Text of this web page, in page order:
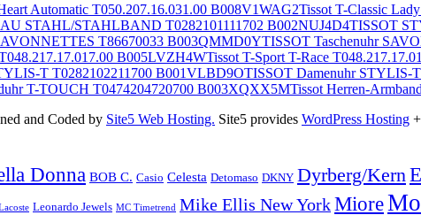
Tissot T-Classic
TISSOT
TISSOT Taschenuhr
Tissot T-Sport T-Race
TISSOT Damenuhr STYLIS-
Tissot Herren-
and Coded by Site5 Web Hosting. Site5 provides WordPress Hosting +
Donna BOB C. Casio Celesta Detomaso DKNY Dyrberg/Kern
Leonardo Jewels MC Timetrend Mike Ellis New YorkMiore